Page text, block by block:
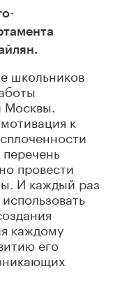
-
школьников
к
провести
И каждый раз
каждому
его